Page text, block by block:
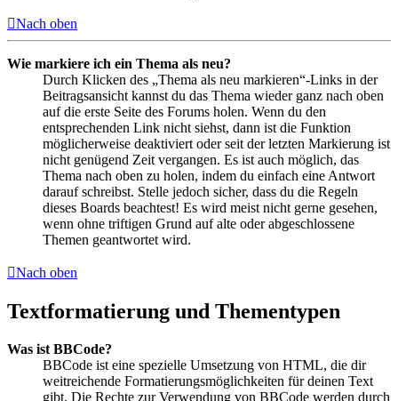
Nach oben
Wie markiere ich ein Thema als neu?
Durch Klicken des „Thema als neu markieren“-Links in der
Beitragsansicht kannst du das Thema wieder ganz nach oben
auf die erste Seite des Forums holen. Wenn du den
entsprechenden Link nicht siehst, dann ist die Funktion
möglicherweise deaktiviert oder seit der letzten Markierung ist
nicht genügend Zeit vergangen. Es ist auch möglich, das
Thema nach oben zu holen, indem du einfach eine Antwort
darauf schreibst. Stelle jedoch sicher, dass du die Regeln
dieses Boards beachtest! Es wird meist nicht gerne gesehen,
wenn ohne triftigen Grund auf alte oder abgeschlossene
Themen geantwortet wird.
Nach oben
Textformatierung und Thementypen
Was ist BBCode?
BBCode ist eine spezielle Umsetzung von HTML, die dir
weitreichende Formatierungsmöglichkeiten für deinen Text
gibt. Die Rechte zur Verwendung von BBCode werden durch